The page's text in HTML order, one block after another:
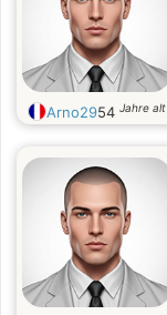
Arno2954 Jahre alt